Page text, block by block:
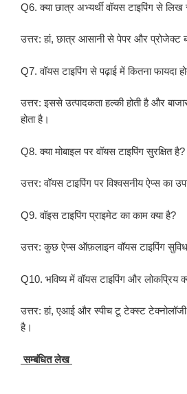
Q6. क्या छात्र अभ्यर्थी वॉयस टाइपिंग से
उत्तर: हां, छात्र आसानी से पेपर और
Q7. वॉयस टाइपिंग से पढ़ाई में कितना फायदा
उत्तर: इससे उत्पादकता हल्की होती है और
होता है।
Q8. क्या मोबाइल पर वॉयस टाइपिंग सुरक्षित है?
उत्तर: वॉयस टाइपिंग पर विश्वसनीय ऐप्स का
Q9. वॉइस टाइपिंग प्राइमेट का काम क्या है?
उत्तर: कुछ ऐप्स ऑफ़लाइन वॉयस टाइपिंग
Q10. भविष्य में वॉयस टाइपिंग और लोकप्रिय
उत्तर: हां, एआई और स्पीच टू टेक्स्ट
है।
सम्बंधित लेख